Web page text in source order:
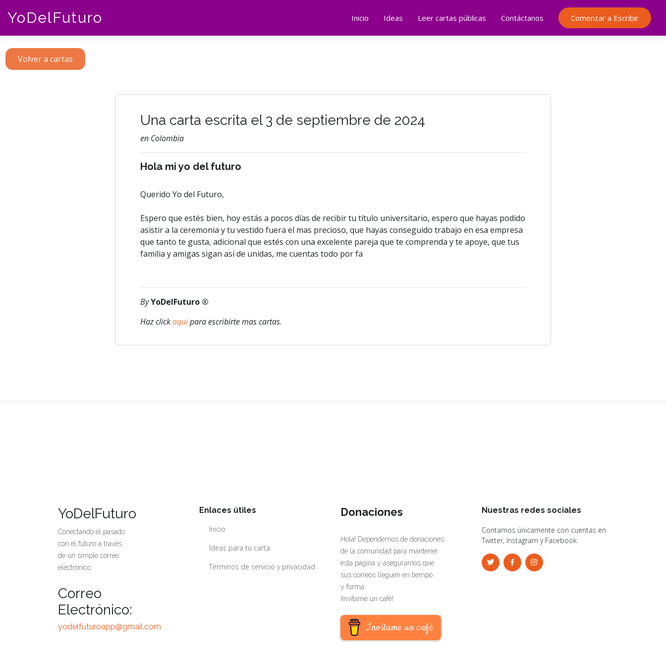
YoDelFuturo Inicio Ideas Leer cartas públicas Contáctanos Comenzar a Escribir
Volver a cartas
Una carta escrita el 3 de septiembre de 2024
en Colombia
Hola mi yo del futuro
Querido Yo del Futuro,
Espero que estés bien, hoy estás a pocos días de recibir tu título universitario, espero que hayas podido
asistir a la ceremonia y tu vestido fuera el mas precioso, que hayas conseguido trabajo en esa empresa
que tanto te gusta, adicional que estés con una excelente pareja que te comprenda y te apoye, que tus
familia y amigas sigan así de unidas, me cuentas todo por fa
ByYoDelFuturo ®
Haz clickaquipara escribirte mas cartas.
YoDelFuturo
Conectando el pasado
con el futuro a través
de un simple correo
electrónico.
Correo
Electrónico:
yodelfuturoapp@gmail.com
Enlaces útiles
Inicio
Ideas para tu carta
Términos de servicio y privacidad
Donaciones
Hola! Dependemos de donaciones
de la comunidad para mantener
esta página y asegurarnos que
sus correos lleguen en tiempo
y forma.
¡Invítame un café!
Invítame un café
Nuestras redes sociales
Contamos únicamente con cuentas en
Twitter, Instagram y Facebook.